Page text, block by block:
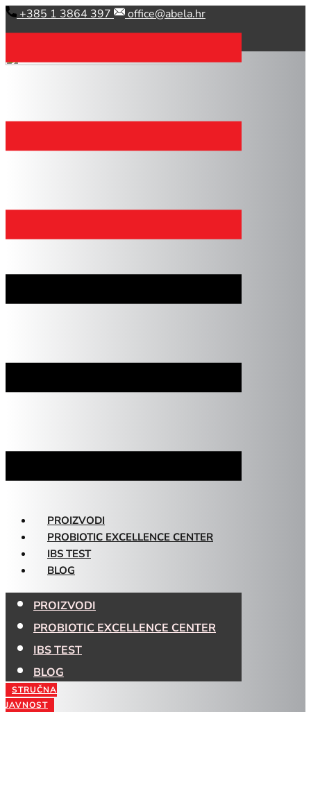
Skip
to
​ +385 1 3864 397 office@abela.hr
PROIZVODI
PROBIOTIC EXCELLENCE CENTER
IBS TEST
BLOG
PROIZVODI
PROBIOTIC EXCELLENCE CENTER
IBS TEST
BLOG
STRUČNA
JAVNOST